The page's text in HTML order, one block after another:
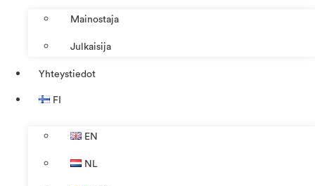
Mainostaja
Julkaisija
Yhteystiedot
FI
EN
NL